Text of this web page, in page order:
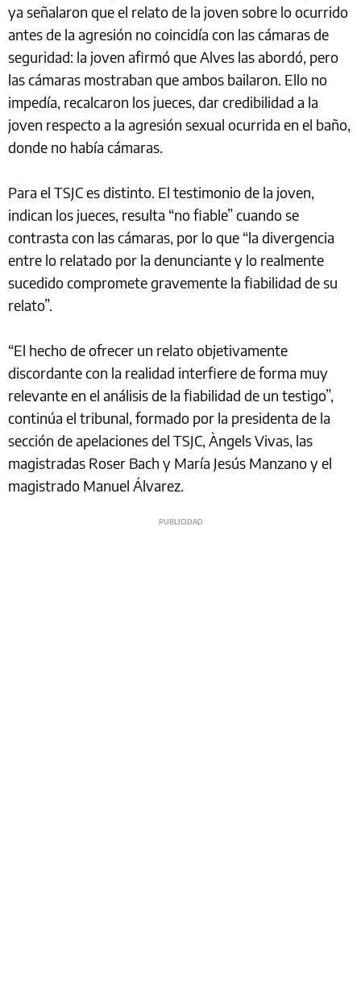
ya señalaron que el relato de la joven sobre lo ocurrido
antes de la agresión no coincidía con las cámaras de
seguridad: la joven afirmó que Alves las abordó, pero
las cámaras mostraban que ambos bailaron. Ello no
impedía, recalcaron los jueces, dar credibilidad a la
joven respecto a la agresión sexual ocurrida en el baño,
donde no había cámaras.
Para el TSJC es distinto. El testimonio de la joven,
indican los jueces, resulta “no fiable” cuando se
contrasta con las cámaras, por lo que “la divergencia
entre lo relatado por la denunciante y lo realmente
sucedido compromete gravemente la fiabilidad de su
relato”.
“El hecho de ofrecer un relato objetivamente
discordante con la realidad interfiere de forma muy
relevante en el análisis de la fiabilidad de un testigo”,
continúa el tribunal, formado por la presidenta de la
sección de apelaciones del TSJC, Àngels Vivas, las
magistradas Roser Bach y María Jesús Manzano y el
magistrado Manuel Álvarez.